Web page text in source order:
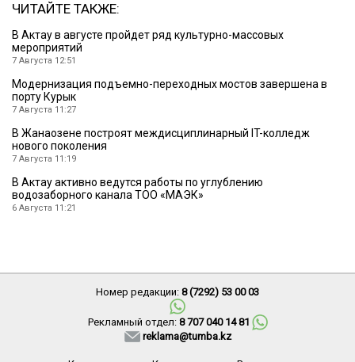
ЧИТАЙТЕ ТАКЖЕ:
В Актау в августе пройдет ряд культурно-массовых
мероприятий
7 Августа 12:51
Модернизация подъемно-переходных мостов завершена в
порту Курык
7 Августа 11:27
В Жанаозене построят междисциплинарный IT-колледж
нового поколения
7 Августа 11:19
В Актау активно ведутся работы по углублению
водозаборного канала ТОО «МАЭК»
6 Августа 11:21
Номер редакции: 8 (7292) 53 00 03
Рекламный отдел: 8 707 040 14 81
reklama@tumba.kz